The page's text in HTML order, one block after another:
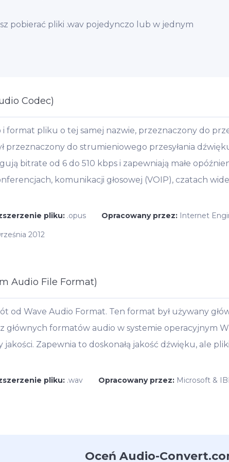
pobierać pliki .wav pojedynczo lub w jednym
Codec)
format pliku o tej samej nazwie, przeznaczony do
przeznaczony do strumieniowego przesyłania
bitrate od 6 do 510 kbps i zapewniają małe
komunikacji głosowej (VOIP), czatach
pliku: .opus Opracowany przez: Internet
2012
Audio File Format)
od Wave Audio Format. Ten format był używany
z głównych formatów audio w systemie operacyjnym
jakości. Zapewnia to doskonałą jakość dźwięku, ale
pliku: .wav Opracowany przez: Microsoft &
Oceń Audio-